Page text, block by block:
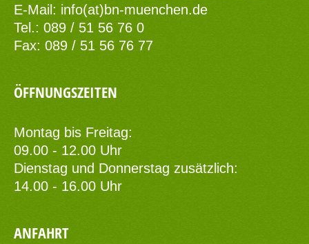
E-Mail: info(at)bn-muenchen.de
Tel.: 089 / 51 56 76 0
Fax: 089 / 51 56 76 77
ÖFFNUNGSZEITEN
Montag bis Freitag:
09.00 - 12.00 Uhr
Dienstag und Donnerstag zusätzlich:
14.00 - 16.00 Uhr
ANFAHRT